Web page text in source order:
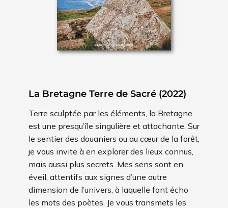
La Bretagne Terre de Sacré (2022)
Terre sculptée par les éléments, la Bretagne
est une presqu’île singulière et attachante. Sur
le sentier des douaniers ou au cœur de la forêt,
je vous invite à en explorer des lieux connus,
mais aussi plus secrets. Mes sens sont en
éveil, attentifs aux signes d’une autre
dimension de l’univers, à laquelle font écho
les mots des poètes. Je vous transmets les